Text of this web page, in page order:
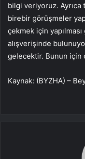
bilgi veriyoruz. Ayrıca
birebir görüşmeler
çekmek için
alışverişinde
gelecektir. Bunun için
Kaynak: (BYZHA) –